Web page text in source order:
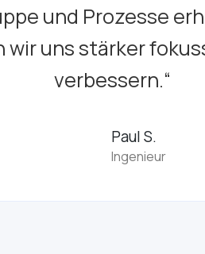
und Prozesse
wir uns stärker
verbessern.“
Paul S.​
Ingenieur